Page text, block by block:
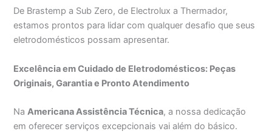
De Brastemp a Sub Zero, de Electrolux a Thermador,
estamos prontos para lidar com qualquer desafio que seus
eletrodomésticos possam apresentar.
Excelência em Cuidado de Eletrodomésticos: Peças
Originais, Garantia e Pronto Atendimento
NaAmericana Assistência Técnica, a nossa dedicação
em oferecer serviços excepcionais vai além do básico.